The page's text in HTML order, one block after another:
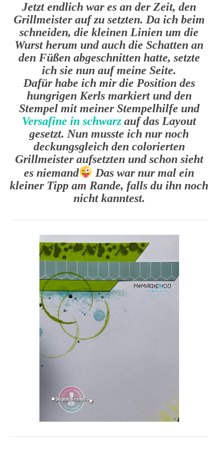
Jetzt endlich war es an der Zeit, den
Grillmeister auf zu setzten. Da ich beim
schneiden, die kleinen Linien um die
Wurst herum und auch die Schatten an
den Füßen abgeschnitten hatte, setzte
ich sie nun auf meine Seite.
Dafür habe ich mir die Position des
hungrigen Kerls markiert und den
Stempel mit meiner Stempelhilfe und
Versafine in schwarzauf das Layout
gesetzt. Nun musste ich nur noch
deckungsgleich den colorierten
Grillmeister aufsetzten und schon sieht
es niemand
Das war nur mal ein
kleiner Tipp am Rande, falls du ihn noch
nicht kanntest.